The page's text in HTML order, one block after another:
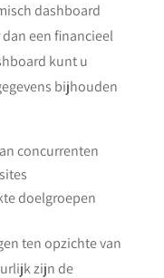
dashboard
een financieel
kunt u
bijhouden
concurrenten
doelgroepen
ten opzichte van
zijn de